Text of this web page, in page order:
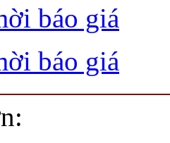
báo giá
báo giá